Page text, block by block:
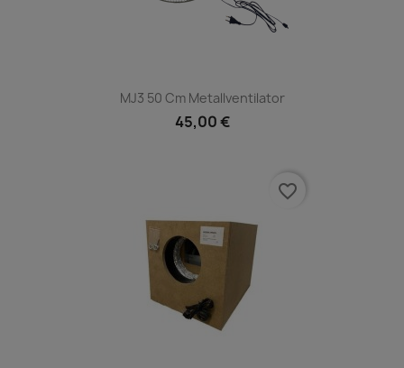
MJ3 50 Cm Metallventilator
45,00 €
favorite_border